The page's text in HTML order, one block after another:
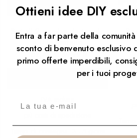
Set di 2 gambe da tavolo
a U in metallo
67,49 € 89,99€
Ottieni idee DIY
Entra a far parte della
sconto di benvenuto esclusivo
primo offerte imperdibili,
per i tuoi